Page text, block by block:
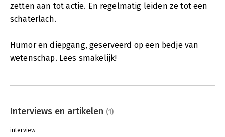
zetten aan tot actie. En regelmatig leiden ze tot een
schaterlach.
Humor en diepgang, geserveerd op een bedje van
wetenschap. Lees smakelijk!
Interviews en artikelen (1)
interview